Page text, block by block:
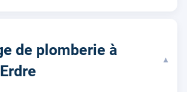
de plomberie à
▾